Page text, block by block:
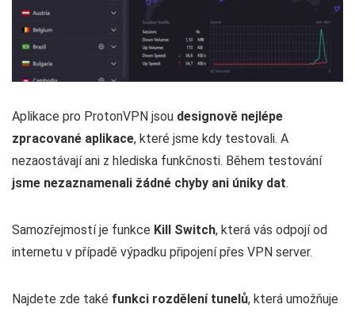
Aplikace pro ProtonVPN jsou designově nejlépe
zpracované aplikace, které jsme kdy testovali. A
nezaostávají ani z hlediska funkčnosti. Během testování
jsme nezaznamenali žádné chyby ani úniky dat.
Samozřejmostí je funkce Kill Switch, která vás odpojí od
internetu v případě výpadku připojení přes VPN server.
Najdete zde také funkci rozdělení tunelů, která umožňuje